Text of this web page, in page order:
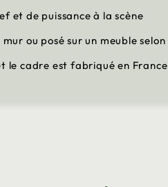
et de puissance à la scène
ou posé sur un meuble
cadre est fabriqué en